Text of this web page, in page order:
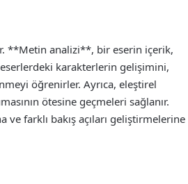
**Metin analizi**, bir eserin içerik,
eserlerdeki karakterlerin gelişimini,
öğrenirler. Ayrıca, eleştirel
ötesine geçmeleri sağlanır.
farklı bakış açıları geliştirmelerine